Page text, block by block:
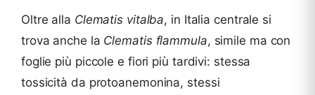
Oltre alla Clematis vitalba, in Italia centrale si
trova anche la Clematis flammula, simile ma con
foglie più piccole e fiori più tardivi: stessa
tossicità da protoanemonina, stessi